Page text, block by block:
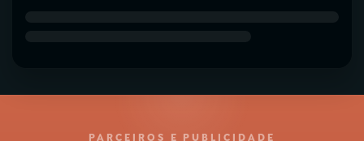
PARCEIROS E PUBLICIDADE